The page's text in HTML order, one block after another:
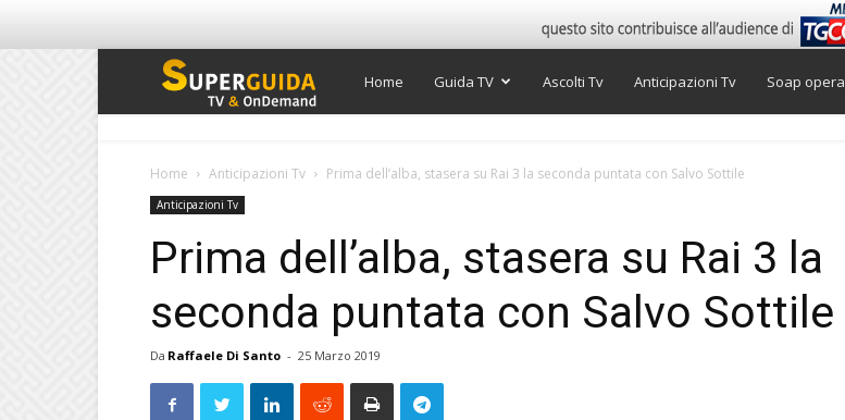
Super
Home Guida TV Ascolti Tv Anticipazioni Tv Soap opera
Home Anticipazioni Tv Prima dell’alba, stasera su Rai 3 la seconda puntata con Salvo Sottile
Anticipazioni Tv
Prima dell’alba, stasera su Rai 3 la
seconda puntata con Salvo Sottile
Da Raffaele Di Santo - 25 Marzo 2019